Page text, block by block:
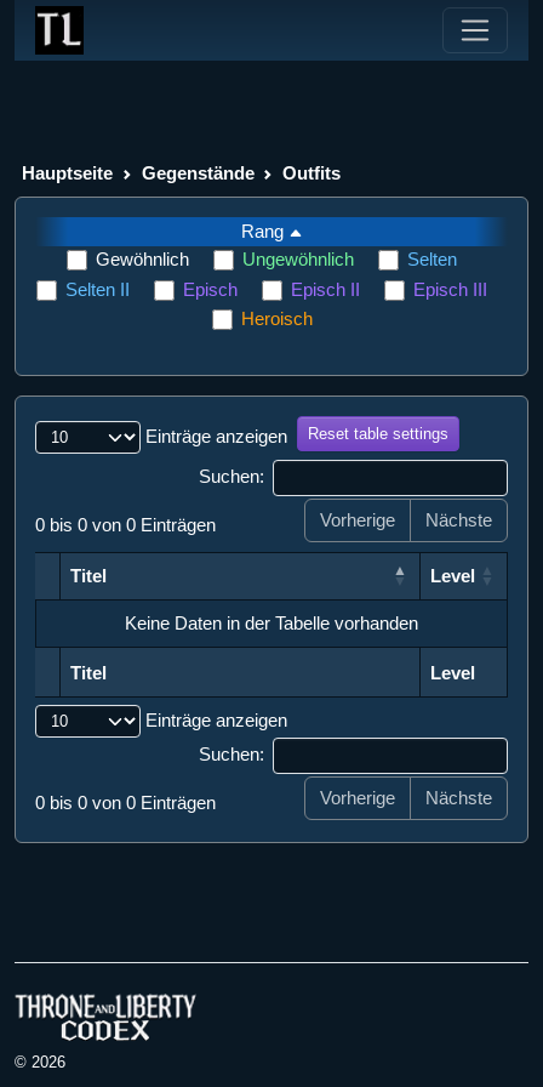
Hauptseite Gegenstände Outfits
Rang
Gewöhnlich
Ungewöhnlich
Selten
Selten II
Episch Episch II
Episch III
Heroisch
Einträge anzeigen Reset table settings
Suchen:
0 bis 0 von 0 Einträgen Vorherige Nächste
Titel
Level
Titel Level
Keine Daten in der Tabelle vorhanden
Titel Level
Einträge anzeigen
Suchen:
0 bis 0 von 0 Einträgen Vorherige Nächste
© 2026